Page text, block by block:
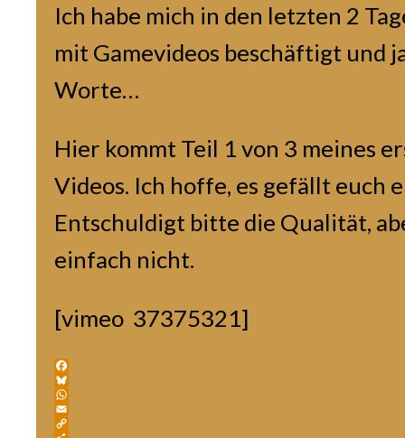
Ich habe mich in den letzten 2
mit Gamevideos beschäftigt und
Worte…
Hier kommt Teil 1 von 3 meines
Videos. Ich hoffe, es gefällt euch
Entschuldigt bitte die Qualität,
einfach nicht.
[vimeo 37375321]
Facebook
Bluesky
WhatsApp
Email